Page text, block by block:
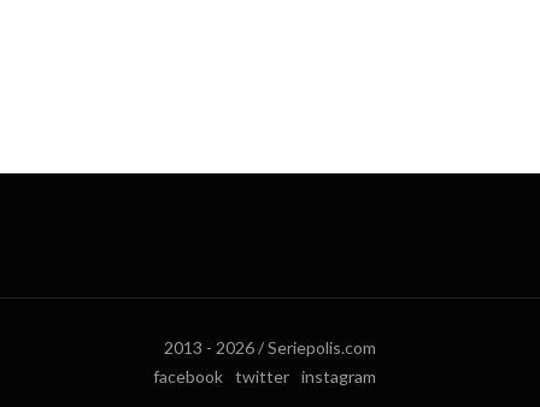
2013 - 2026 / Seriepolis.com
facebook
twitter instagram